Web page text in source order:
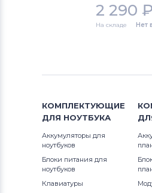
2 290 ₽
На складе Нет
КОМПЛЕКТУЮЩИЕ
ДЛЯ НОУТБУКА
Аккумуляторы для
ноутбуков
Блоки питания для
ноутбуков
Клавиатуры